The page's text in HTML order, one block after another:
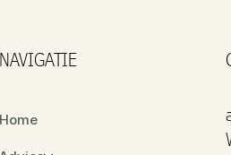
NAVIGATIE
Home